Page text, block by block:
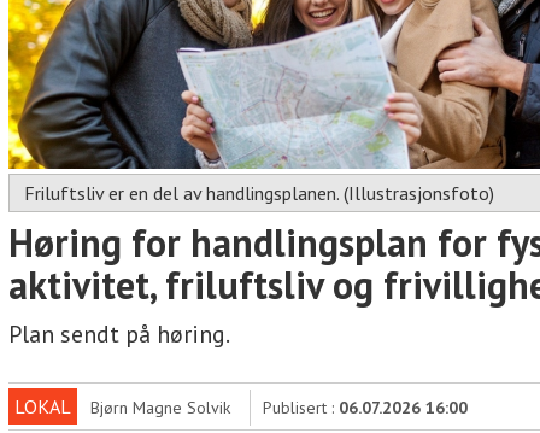
Friluftsliv er en del av handlingsplanen. (Illustrasjonsfoto)
Høring for handlingsplan for
aktivitet, friluftsliv og
Plan sendt på høring.
LOKAL Bjørn Magne Solvik Publisert : 06.07.2026 16:00